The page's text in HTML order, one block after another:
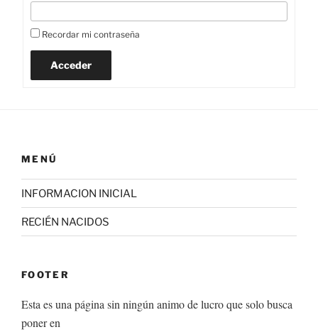
Recordar mi contraseña
Acceder
MENÚ
INFORMACION INICIAL
RECIÉN NACIDOS
FOOTER
Esta es una página sin ningún animo de lucro que solo busca
poner en